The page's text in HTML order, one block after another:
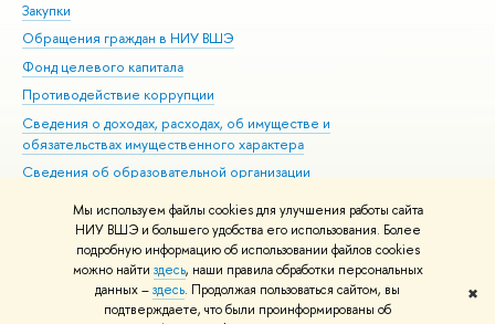
Мы используем файлы cookies для улучшения работы сайта
НИУ ВШЭ и большего удобства его использования. Более
подробную информацию об использовании файлов cookies
можно найти здесь, наши правила обработки персональных
данных –здесь. Продолжая пользоваться сайтом, вы
подтверждаете, что были проинформированы об
✖
Закупки
Обращения граждан в НИУ ВШЭ
Фонд целевого капитала
Противодействие коррупции
Сведения о доходах, расходах, об имуществе и
обязательствах имущественного характера
Сведения об образовательной организации
Людям с ограниченными возможностями здоровья
Единая платежная страница
Работа в Вышке